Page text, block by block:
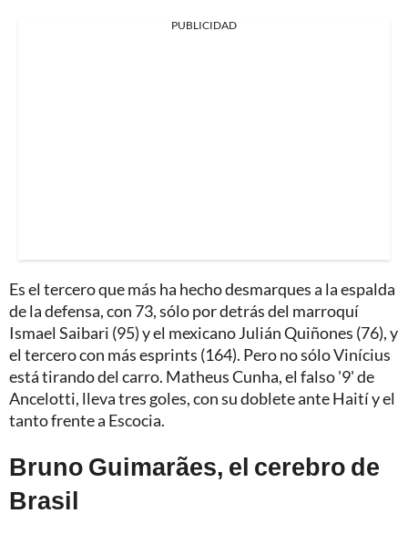
PUBLICIDAD
Es el tercero que más ha hecho desmarques a la espalda
de la defensa, con 73, sólo por detrás del marroquí
Ismael Saibari (95) y el mexicano Julián Quiñones (76), y
el tercero con más esprints (164). Pero no sólo Vinícius
está tirando del carro. Matheus Cunha, el falso '9' de
Ancelotti, lleva tres goles, con su doblete ante Haití y el
tanto frente a Escocia.
Bruno Guimarães, el cerebro de
Brasil